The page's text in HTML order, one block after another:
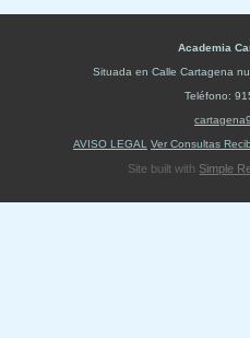
Academia
Situada en Calle Cartagena
Teléfono:
AVISO LEGAL
Ver Consultas
Site built with Simple